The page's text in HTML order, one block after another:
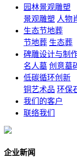
园林景观雕塑
景观雕塑 人物
生态节地葬
节地葬 生态葬
碑雕设计与制
名人墓 创意墓
低碳循环创新
铜艺术品 环保
我们的客户
联络我们
企业新闻